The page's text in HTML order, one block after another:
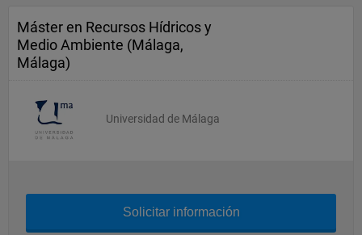
Máster en Recursos Hídricos y
Medio Ambiente (Málaga,
Málaga)
Universidad de Málaga
Solicitar información